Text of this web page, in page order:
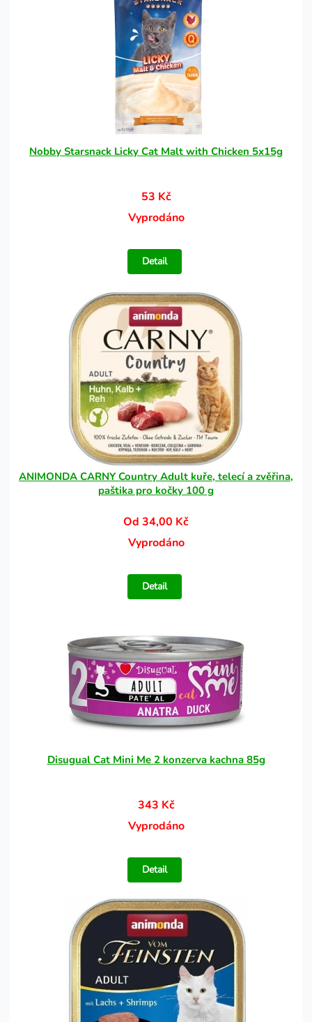
Nobby Starsnack Licky Cat Malt with Chicken 5x15g
53 Kč
Vyprodáno
Detail
ANIMONDA CARNY Country Adult kuře, telecí a zvěřina,
paštika pro kočky 100 g
Od 34,00 Kč
Vyprodáno
Detail
Disugual Cat Mini Me 2 konzerva kachna 85g
343 Kč
Vyprodáno
Detail